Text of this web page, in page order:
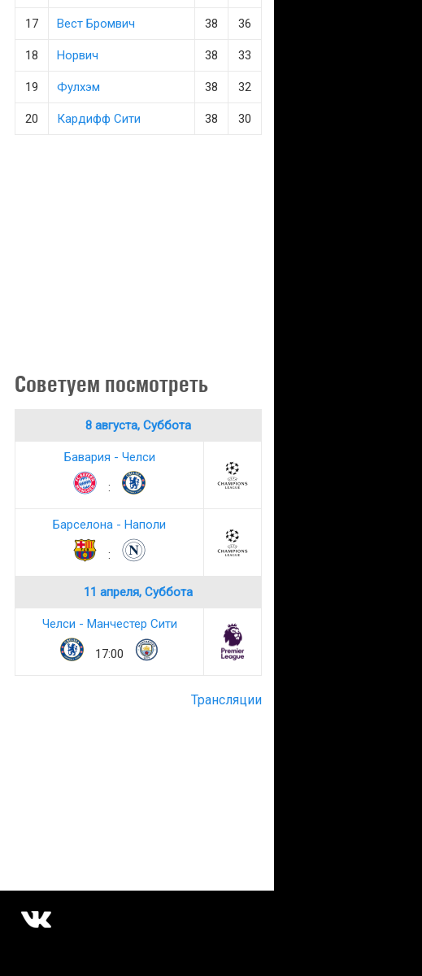
17 Вест Бромвич 38 36
18 Норвич 38 33
19 Фулхэм 38 32
20 Кардифф Сити 38 30
Советуем посмотреть
8 августа, Суббота
Бавария - Челси
:
Барселона - Наполи
:
11 апреля, Суббота
Челси - Манчестер Сити
17:00
Трансляции